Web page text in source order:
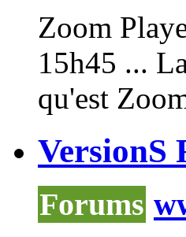
Zoom
15h45 ...
qu'est
VersionS
Forums